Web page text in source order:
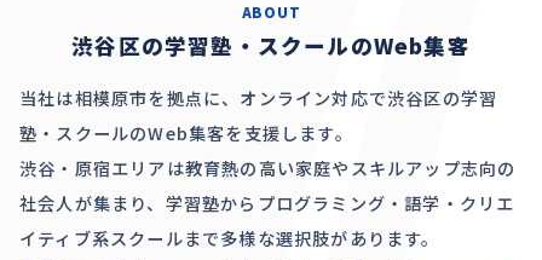
ABOUT
渋谷区の学習塾・スクールのWeb集客
当社は相模原市を拠点に、オンライン対応で渋谷区の学習
塾・スクールのWeb集客を支援します。
渋谷・原宿エリアは教育熱の高い家庭やスキルアップ志向の
社会人が集まり、学習塾からプログラミング・語学・クリエ
イティブ系スクールまで多様な選択肢があります。